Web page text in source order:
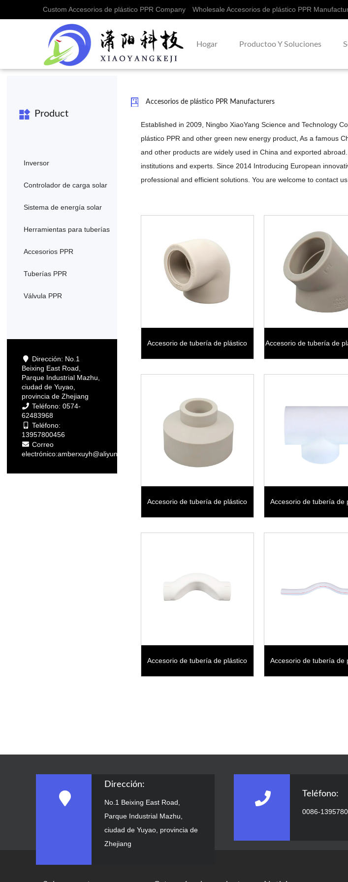
Custom Accesorios de plástico PPR Company Wholesale Accesorios de plástico PPR
Hogar Productoo Y Soluciones
Product
Inversor
Controlador de carga solar
Sistema de energía solar
Herramientas para tuberías
Accesorios PPR
Tuberías PPR
Válvula PPR
Dirección: No.1
Beixing East Road,
Parque Industrial Mazhu,
ciudad de Yuyao,
provincia de Zhejiang
Teléfono: 0574-
62483968
Teléfono:
13957800456
Correo
electrónico:amberxuyh@aliyun.com
Accesorios de plástico PPR Manufacturers
Established in 2009, Ningbo XiaoYang Science and Technology
plástico PPR and other green new energy product, As a famous
and other products are widely used in China and exported
institutions and experts. Since 2014 Introducing European
professional and efficient solutions. You are welcome to contact
Accesorio de tubería de plástico
PPR Codo de 90 grados
Accesorio de tubería de
alta calidad PPR Codo
grados
Accesorio de tubería de plástico
PPR Acoplamiento reductor
Accesorio de tubería de
PPR Equal tee
Accesorio de tubería de plástico Accesorio de tubería de
Dirección:
No.1 Beixing East Road,
Parque Industrial Mazhu,
ciudad de Yuyao, provincia de
Zhejiang
Teléfono:
0086-